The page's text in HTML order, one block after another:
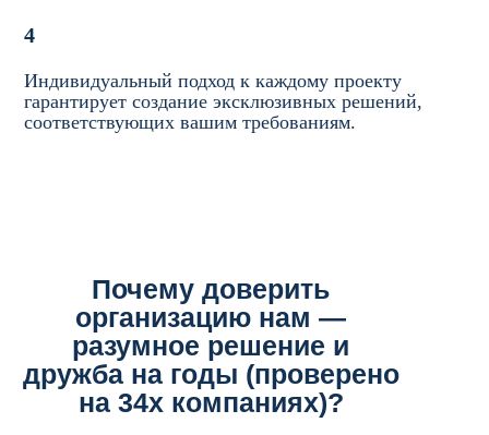
4
Индивидуальный подход к каждому проекту
гарантирует создание эксклюзивных решений,
соответствующих вашим требованиям.
Почему доверить
организацию нам —
разумное решение и
дружба на годы (проверено
на 34х компаниях)?